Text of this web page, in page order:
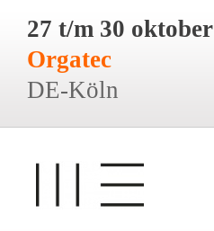
27 t/m 30 oktober
Orgatec
DE-Köln